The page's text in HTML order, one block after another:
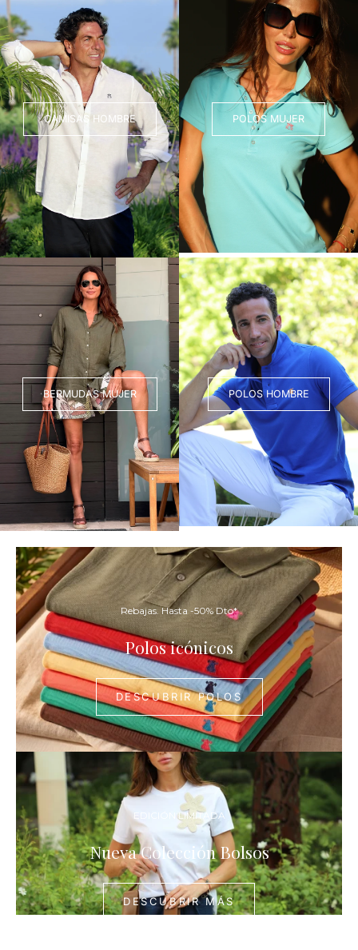
CAMISAS HOMBRE POLOS MUJER
BERMUDAS MUJER POLOS HOMBRE
Rebajas. Hasta -50% Dto*
Polos icónicos
DESCUBRIR POLOS
POLOS
EDICIÓN LIMITADA
Nueva Colección Bolsos
DESCUBRIR MÁS
MÁS